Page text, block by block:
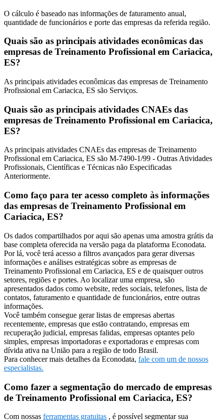
O cálculo é baseado nas informações de faturamento anual,
quantidade de funcionários e porte das empresas da referida região.
Quais são as principais atividades econômicas das
empresas de Treinamento Profissional em Cariacica,
ES?
As principais atividades econômicas das empresas de Treinamento
Profissional em Cariacica, ES são Serviços.
Quais são as principais atividades CNAEs das
empresas de Treinamento Profissional em Cariacica,
ES?
As principais atividades CNAEs das empresas de Treinamento
Profissional em Cariacica, ES são M-7490-1/99 - Outras Atividades
Profissionais, Científicas e Técnicas não Especificadas
Anteriormente.
Como faço para ter acesso completo às informações
das empresas de Treinamento Profissional em
Cariacica, ES?
Os dados compartilhados por aqui são apenas uma amostra grátis da
base completa oferecida na versão paga da plataforma Econodata.
Por lá, você terá acesso a filtros avançados para gerar diversas
informações e análises estratégicas sobre as empresas de
Treinamento Profissional em Cariacica, ES e de quaisquer outros
setores, regiões e portes. Ao localizar uma empresa, são
apresentados dados como website, redes sociais, telefones, lista de
contatos, faturamento e quantidade de funcionários, entre outras
informações.
Você também consegue gerar listas de empresas abertas
recentemente, empresas que estão contratando, empresas em
recuperação judicial, empresas falidas, empresas optantes pelo
simples, empresas importadoras e exportadoras e empresas com
dívida ativa na União para a região de todo Brasil.
Para conhecer mais detalhes da Econodata, fale com um de nossos
especialistas.
Como fazer a segmentação do mercado de empresas
de Treinamento Profissional em Cariacica, ES?
Com nossas ferramentas gratuitas , é possível segmentar sua